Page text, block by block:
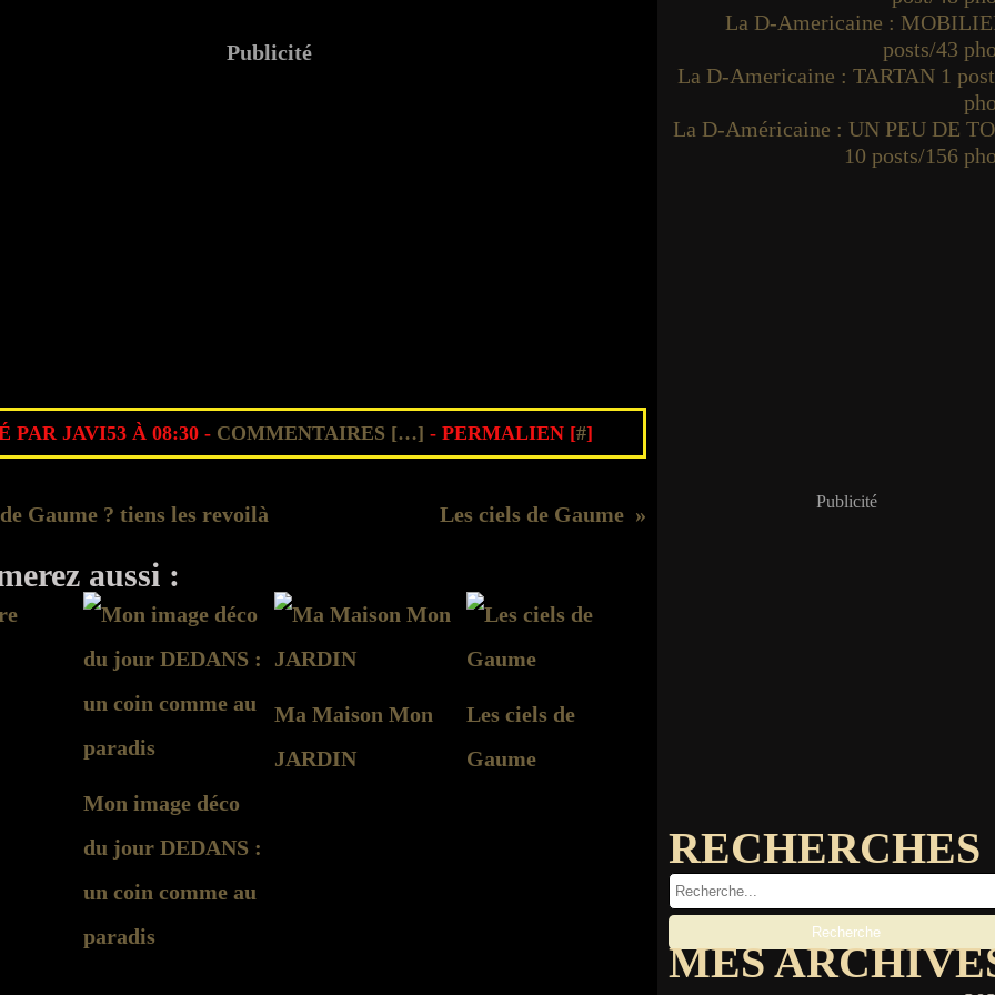
Publicité
PAR JAVI53 À 08:30 - COMMENTAIRES […] - PERMALIEN [#]
Gaume ? tiens les revoilà Les ciels de Gaume
aussi :
Mon image déco
du jour DEDANS :
un coin comme au
paradis
Ma Maison Mon
JARDIN
Les ciels de
Gaume
La D-Americaine :
posts/43
La D-Americaine : TARTAN 1
La D-Américaine : UN PEU DE
10 posts/156
Publicité
RECHERCHES
MES